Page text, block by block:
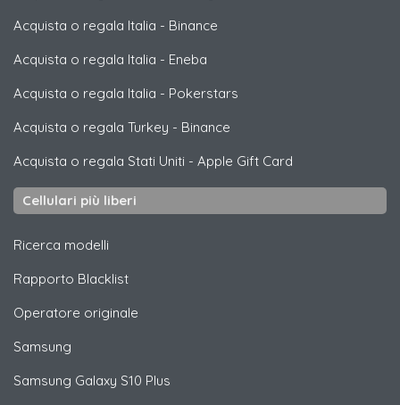
Acquista o regala Italia - Binance
Acquista o regala Italia - Eneba
Acquista o regala Italia - Pokerstars
Acquista o regala Turkey - Binance
Acquista o regala Stati Uniti - Apple Gift Card
Cellulari più liberi
Ricerca modelli
Rapporto Blacklist
Operatore originale
Samsung
Samsung Galaxy S10 Plus